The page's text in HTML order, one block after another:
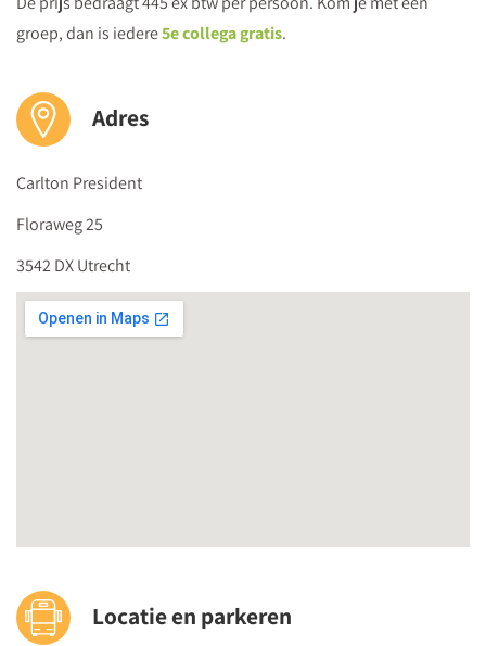
leerlingen
groep, dan is iedere5e collega gratis.
Adres
Carlton President
Floraweg 25
3542 DX Utrecht
Locatie en parkeren